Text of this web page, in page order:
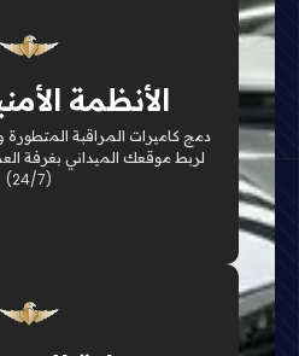
الأنظمة
دمج كاميرات المراقبة المتطورة
لربط موقعك الميداني بغرفة
(24/7)
تكنولوجيا متقدمة للرصد
سرعة الاستجابة